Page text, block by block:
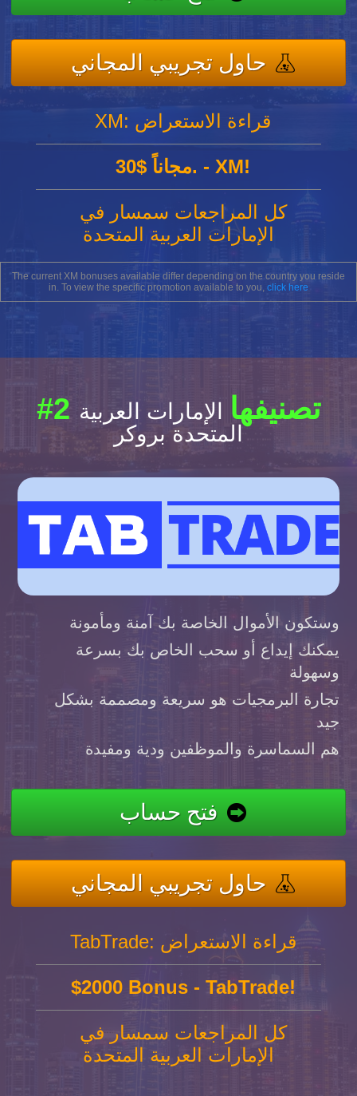
حاول تجريبي المجاني
XM: قراءة الاستعراض
30$ مجاناً. - XM!
كل المراجعات سمسار في
الإمارات العربية المتحدة
The current XM bonuses available differ depending on the country you reside
in. To view the specific promotion available to you, click here
#2 تصنيفها
الإمارات العربية
المتحدة بروكر
وستكون الأموال الخاصة بك آمنة ومأمونة
يمكنك إيداع أو سحب الخاص بك بسرعة
وسهولة
تجارة البرمجيات هو سريعة ومصممة بشكل
جيد
هم السماسرة والموظفين ودية ومفيدة
فتح حساب
حاول تجريبي المجاني
TabTrade: قراءة الاستعراض
$2000 Bonus - TabTrade!
كل المراجعات سمسار في
الإمارات العربية المتحدة